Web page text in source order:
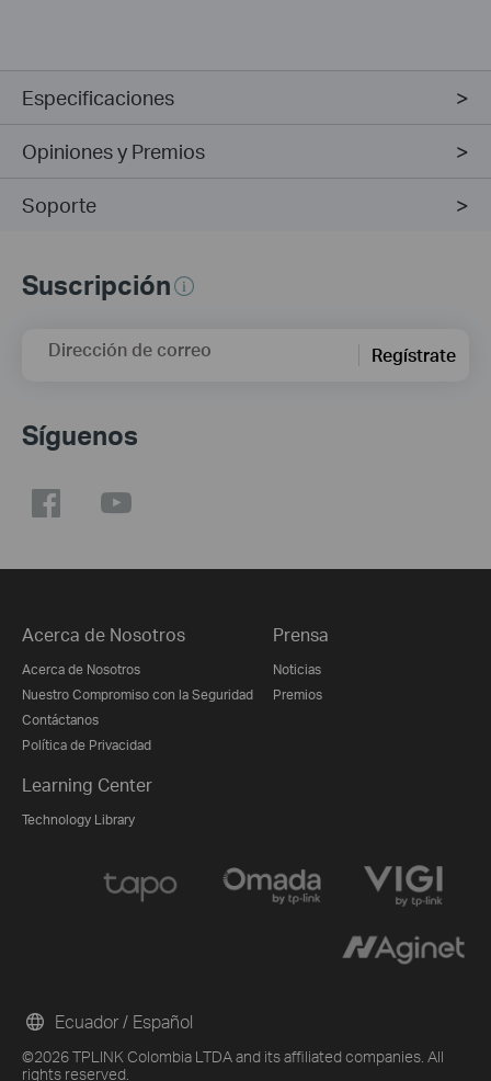
Especificaciones
Opiniones y Premios
Soporte
Suscripción
Dirección de correo Regístrate
Síguenos
Acerca de Nosotros
Acerca de Nosotros
Nuestro Compromiso con la Seguridad
Contáctanos
Política de Privacidad
Prensa
Noticias
Premios
Learning Center
Technology Library
©2026 TPLINK Colombia LTDA and its affiliated companies. All
rights reserved.
Ecuador / Español